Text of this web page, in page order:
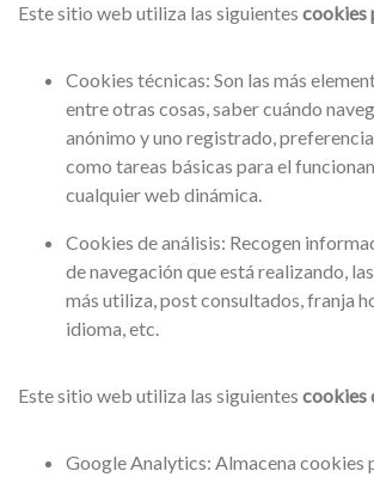
Este sitio web utiliza las siguientes cookies
Cookies técnicas: Son las más
entre otras cosas, saber cuándo
anónimo y uno registrado,
como tareas básicas para el
cualquier web dinámica.
Cookies de análisis: Recogen
de navegación que está realizando,
más utiliza, post consultados, franja
idioma, etc.
Este sitio web utiliza las siguientes cookies
Google Analytics: Almacena cookies